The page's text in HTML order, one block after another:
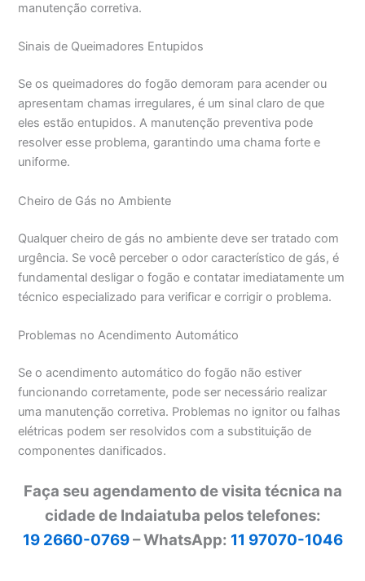
manutenção corretiva.
Sinais de Queimadores Entupidos
Se os queimadores do fogão demoram para acender ou
apresentam chamas irregulares, é um sinal claro de que
eles estão entupidos. A manutenção preventiva pode
resolver esse problema, garantindo uma chama forte e
uniforme.
Cheiro de Gás no Ambiente
Qualquer cheiro de gás no ambiente deve ser tratado com
urgência. Se você perceber o odor característico de gás, é
fundamental desligar o fogão e contatar imediatamente um
técnico especializado para verificar e corrigir o problema.
Problemas no Acendimento Automático
Se o acendimento automático do fogão não estiver
funcionando corretamente, pode ser necessário realizar
uma manutenção corretiva. Problemas no ignitor ou falhas
elétricas podem ser resolvidos com a substituição de
componentes danificados.
Faça seu agendamento de visita técnica na
cidade de Indaiatuba pelos telefones:
19 2660-0769– WhatsApp: 11 97070-1046